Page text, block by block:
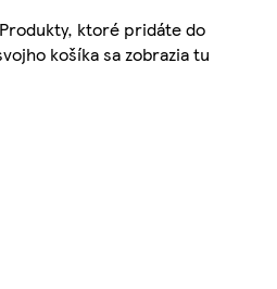
Produkty, ktoré pridáte do
košíka sa zobrazia tu